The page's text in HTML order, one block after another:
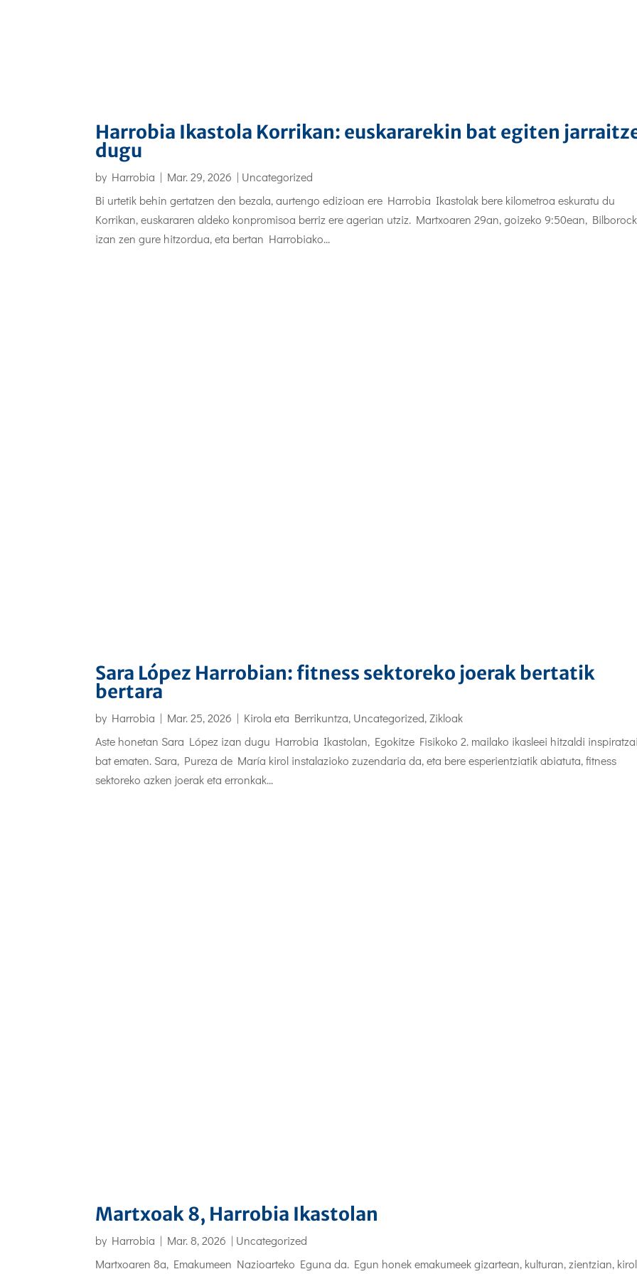
Harrobia Ikastola Korrikan: euskararekin bat egiten
dugu
by Harrobia | Mar. 29, 2026 | Uncategorized
Bi urtetik behin gertatzen den bezala, aurtengo edizioan ere Harrobia Ikastolak bere kilometroa eskuratu du
Korrikan, euskararen aldeko konpromisoa berriz ere agerian utziz. Martxoaren 29an, goizeko 9:50ean,
izan zen gure hitzordua, eta bertan Harrobiako...
Sara López Harrobian: fitness sektoreko joerak bertatik
bertara
by Harrobia | Mar. 25, 2026 | Kirola eta Berrikuntza, Uncategorized,Zikloak
Aste honetan Sara López izan dugu Harrobia Ikastolan, Egokitze Fisikoko 2. mailako ikasleei hitzaldi
bat ematen. Sara, Pureza de María kirol instalazioko zuzendaria da, eta bere esperientziatik abiatuta, fitness
sektoreko azken joerak eta erronkak...
Martxoak 8, Harrobia Ikastolan
by Harrobia | Mar. 8, 2026 | Uncategorized
Martxoaren 8a, Emakumeen Nazioarteko Eguna da. Egun honek emakumeek gizartean, kulturan, zientzian,